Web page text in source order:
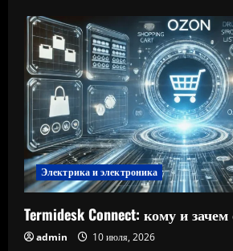
Электрика и электроника
Termidesk Connect: кому и
admin 10 июля, 2026